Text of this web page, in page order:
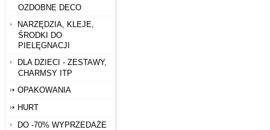
OZDOBNE DECO
NARZĘDZIA, KLEJE,
ŚRODKI DO
PIELĘGNACJI
DLA DZIECI - ZESTAWY,
CHARMSY ITP
OPAKOWANIA
HURT
DO -70% WYPRZEDAŻE